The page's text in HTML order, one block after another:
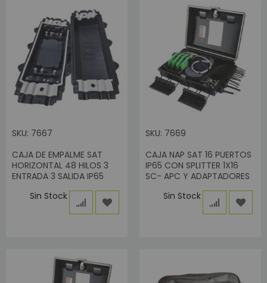
SKU: 7667
CAJA DE EMPALME SAT
HORIZONTAL 48 HILOS 3
ENTRADA 3 SALIDA IP65
Sin Stock
SKU: 7669
CAJA NAP SAT 16 PUERTOS
IP65 CON SPLITTER 1X16
SC- APC Y ADAPTADORES
Sin Stock